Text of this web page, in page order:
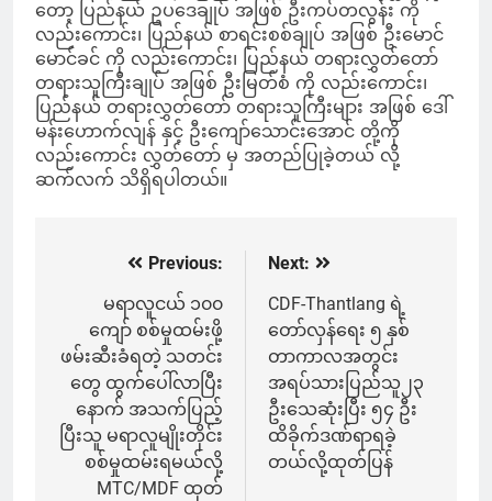
တော့ ပြည်နယ် ဥပဒေချုပ် အဖြစ် ဦးကပ်တလွန်း ကို
လည်းကောင်း၊ ပြည်နယ် စာရင်းစစ်ချုပ် အဖြစ် ဦးမောင်
မောင်ခင် ကို လည်းကောင်း၊ ပြည်နယ် တရားလွှတ်တော်
တရားသူကြီးချုပ် အဖြစ် ဦးမြတ်စံ ကို လည်းကောင်း၊
ပြည်နယ် တရားလွှတ်တော် တရားသူကြီးများ အဖြစ် ဒေါ်
မန်းဟောက်လျန် နှင့် ဦးကျော်သောင်းအောင် တို့ကို
လည်းကောင်း လွှတ်တော် မှ အတည်ပြုခဲ့တယ် လို့
ဆက်လက် သိရှိရပါတယ်။
navigation
Previous:
မရာလူငယ် ၁၀၀
ကျော် စစ်မှုထမ်းဖို့
ဖမ်းဆီးခံရတဲ့ သတင်း
တွေ ထွက်ပေါ်လာပြီး
နောက် အသက်ပြည့်
ပြီးသူ မရာလူမျိုးတိုင်း
စစ်မှုထမ်းရမယ်လို့
MTC/MDF ထုတ်
Next:
CDF-Thantlang ရဲ့
တော်လှန်ရေး ၅ နှစ်
တာကာလအတွင်း
အရပ်သားပြည်သူ၂၃
ဦးသေဆုံးပြီး ၅၄ ဦး
ထိခိုက်ဒဏ်ရာရခဲ့
တယ်လို့ထုတ်ပြန်